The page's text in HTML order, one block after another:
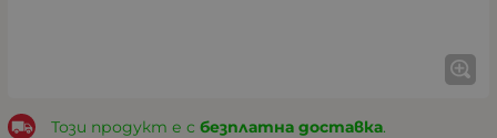
Този продукт е с безплатна доставка.